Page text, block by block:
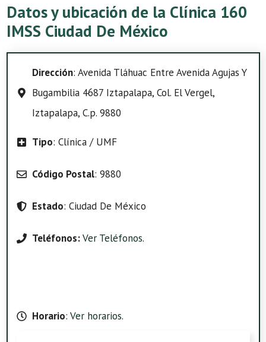
Datos y ubicación de la Clínica 160
IMSS Ciudad De México
Dirección: Avenida Tláhuac Entre Avenida Agujas Y
Bugambilia 4687 Iztapalapa, Col. El Vergel,
Iztapalapa, C.p. 9880
Tipo: Clínica / UMF
Código Postal: 9880
Estado: Ciudad De México
Teléfonos:Ver Teléfonos.
Horario: Ver horarios.